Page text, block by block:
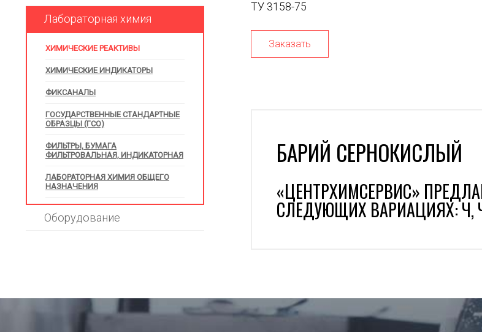
Лабораторная химия
ХИМИЧЕСКИЕ РЕАКТИВЫ
ХИМИЧЕСКИЕ ИНДИКАТОРЫ
ФИКСАНАЛЫ
ГОСУДАРСТВЕННЫЕ СТАНДАРТНЫЕ
ОБРАЗЦЫ (ГСО)
ФИЛЬТРЫ, БУМАГА
ФИЛЬТРОВАЛЬНАЯ, ИНДИКАТОРНАЯ
ЛАБОРАТОРНАЯ ХИМИЯ ОБЩЕГО
НАЗНАЧЕНИЯ
Оборудование
ТУ 3158-75
Заказать
БАРИЙ СЕРНОКИСЛЫЙ
«ЦЕНТРХИМСЕРВИС»
СЛЕДУЮЩИХ ВАРИАЦИЯХ: Ч,